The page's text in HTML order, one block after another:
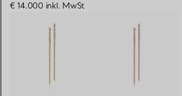
€ 14.000 inkl. MwSt